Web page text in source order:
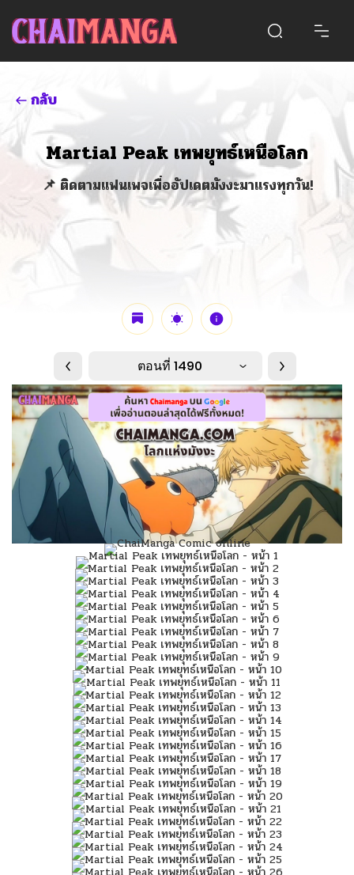
กลับ
Martial Peak เทพยุทธ์เหนือโลก
📌 ติดตามแฟนเพจเพื่ออัปเดตมังงะมาแรงทุกวัน!
ตอนที่ 1490